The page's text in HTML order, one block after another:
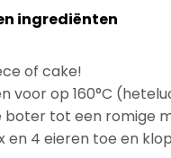
ingrediënten
of cake!
voor op 160°C
boter tot een romige
en 4 eieren toe en